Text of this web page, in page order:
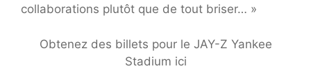
collaborations plutôt que de tout briser… »
Obtenez des billets pour le JAY-Z Yankee
Stadium ici